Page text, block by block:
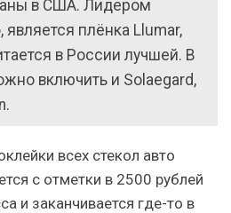
в США. Лидером
является плёнка Llumar,
в России лучшей. В
включить и Solaegard,
всех стекол авто
с отметки в 2500 рублей
и заканчивается где-то в